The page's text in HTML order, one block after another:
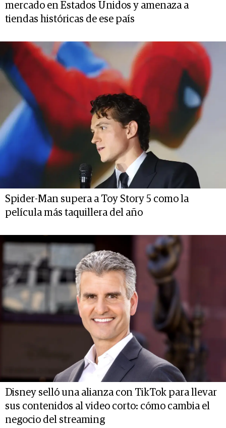
mercado en Estados Unidos y amenaza a
tiendas históricas de ese país
Spider-Man supera a Toy Story 5 como la
película más taquillera del año
Disney selló una alianza con TikTok para llevar
sus contenidos al video corto: cómo cambia el
negocio del streaming